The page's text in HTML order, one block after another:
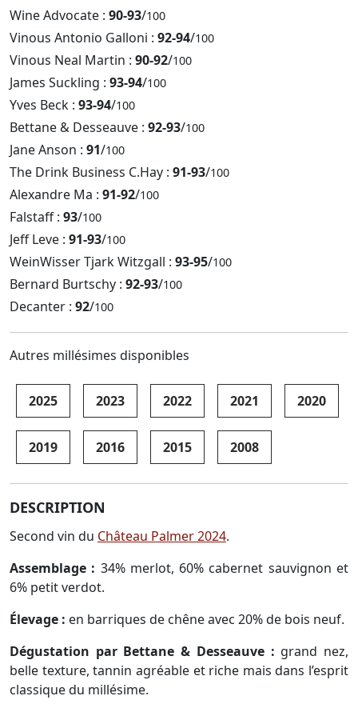
Wine Advocate : 90-93/100
Vinous Antonio Galloni : 92-94/100
Vinous Neal Martin : 90-92/100
James Suckling : 93-94/100
Yves Beck : 93-94/100
Bettane & Desseauve : 92-93/100
Jane Anson : 91/100
The Drink Business C.Hay : 91-93/100
Alexandre Ma : 91-92/100
Falstaff : 93/100
Jeff Leve : 91-93/100
WeinWisser Tjark Witzgall : 93-95/100
Bernard Burtschy : 92-93/100
Decanter : 92/100
Autres millésimes disponibles
2025 2023 2022 2021 2020
2019 2016 2015 2008
DESCRIPTION
Second vin du Château Palmer 2024.
Assemblage : 34% merlot, 60% cabernet sauvignon et
6% petit verdot.
Élevage : en barriques de chêne avec 20% de bois neuf.
Dégustation par Bettane & Desseauve : grand nez,
belle texture, tannin agréable et riche mais dans l’esprit
classique du millésime.